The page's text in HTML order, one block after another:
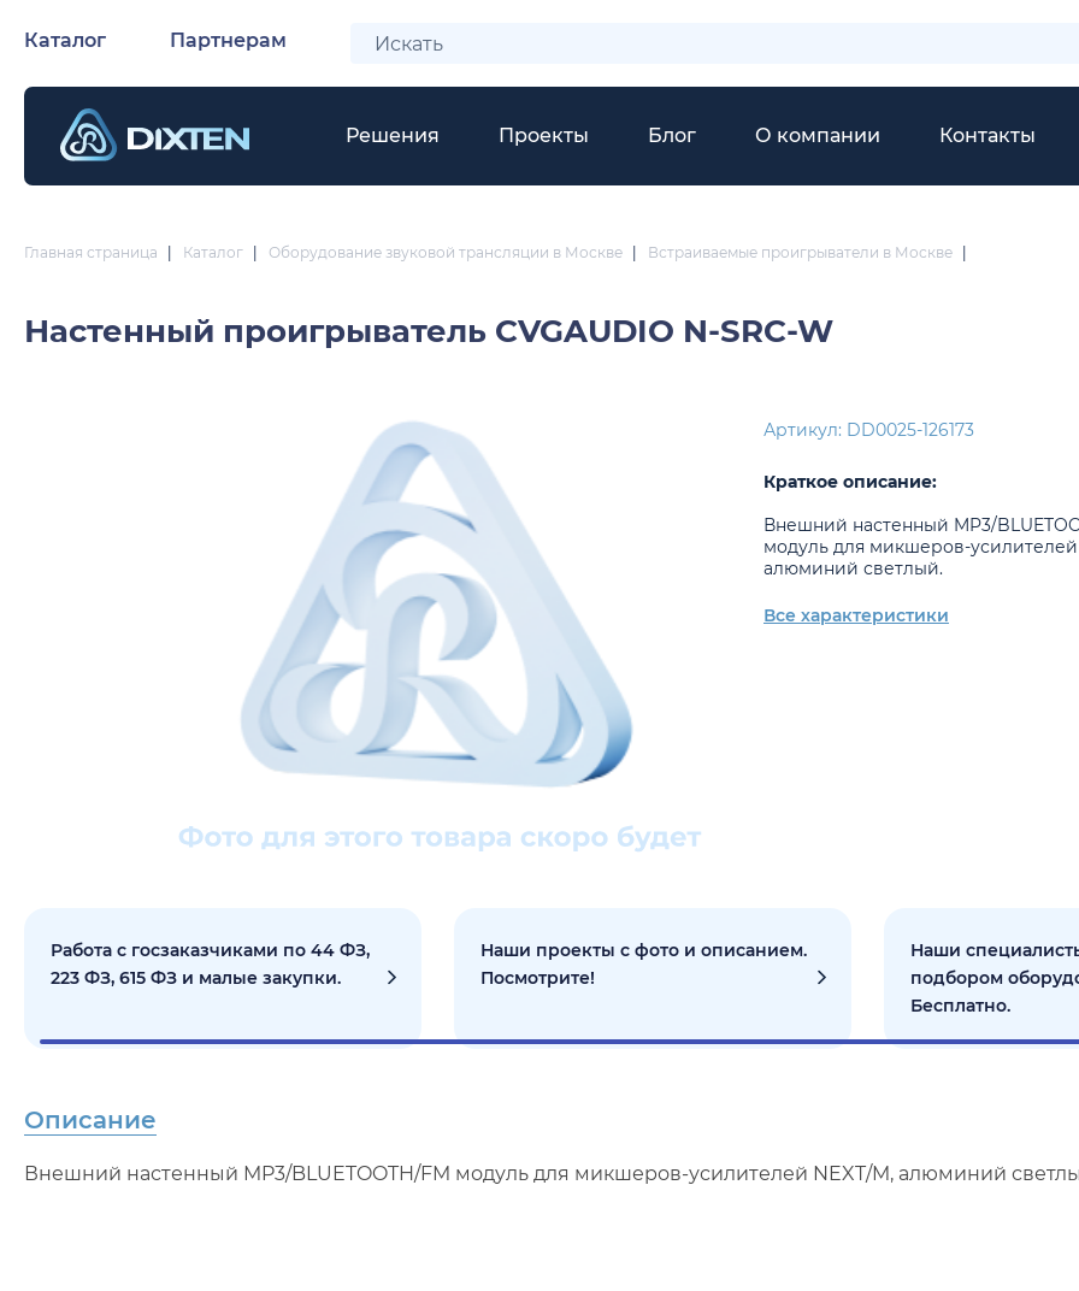
Каталог Партнерам
Решения Проекты Блог О компании Контакты
Главная страница Каталог Оборудование звуковой трансляции в Москве Встраиваемые проигрыватели в Москве
Настенный проигрыватель CVGAUDIO N-SRC-W
Артикул: DD0025-126173
Краткое описание:
Внешний настенный MP3/
модуль для микшеров-усилителей
алюминий светлый.
Все характеристики
Работа с госзаказчиками по 44 ФЗ,
223 ФЗ, 615 ФЗ и малые закупки.
Наши проекты с фото и описанием.
Посмотрите!
Наши
подбором
Бесплатно.
Описание
Внешний настенный MP3/BLUETOOTH/FM модуль для микшеров-усилителей NEXT/M, алюминий